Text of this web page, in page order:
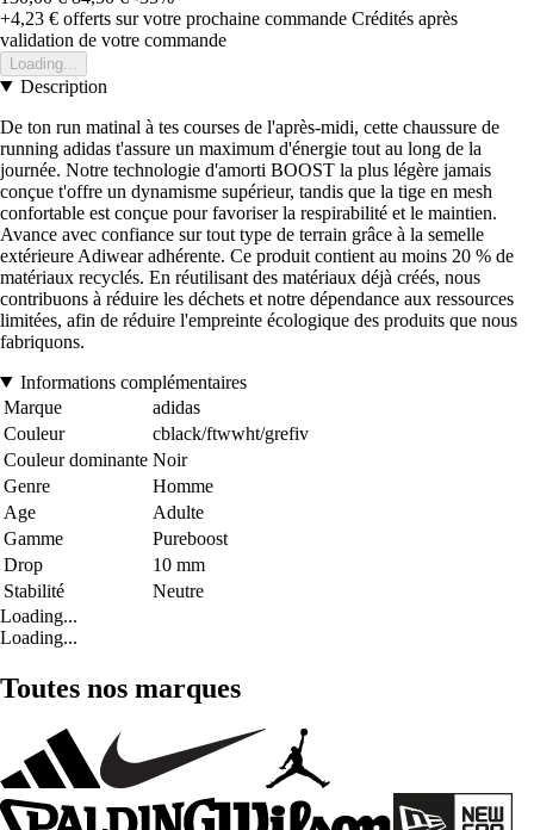
+4,23 € offerts sur votre prochaine commande Crédités après
validation de votre commande
Loading...
Description
De ton run matinal à tes courses de l'après-midi, cette chaussure de
running adidas t'assure un maximum d'énergie tout au long de la
journée. Notre technologie d'amorti BOOST la plus légère jamais
conçue t'offre un dynamisme supérieur, tandis que la tige en mesh
confortable est conçue pour favoriser la respirabilité et le maintien.
Avance avec confiance sur tout type de terrain grâce à la semelle
extérieure Adiwear adhérente. Ce produit contient au moins 20 % de
matériaux recyclés. En réutilisant des matériaux déjà créés, nous
contribuons à réduire les déchets et notre dépendance aux ressources
limitées, afin de réduire l'empreinte écologique des produits que nous
fabriquons.
Informations complémentaires
Marque
adidas
Couleur
cblack/ftwwht/grefiv
Couleur dominante Noir
Genre
Homme
Age
Adulte
Gamme
Pureboost
Drop
10 mm
Stabilité
Neutre
Loading...
Loading...
Toutes nos marques